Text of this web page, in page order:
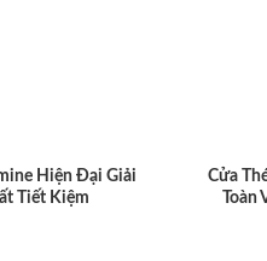
Hiện Đại Giải
Tiết Kiệm
Cửa
Toàn